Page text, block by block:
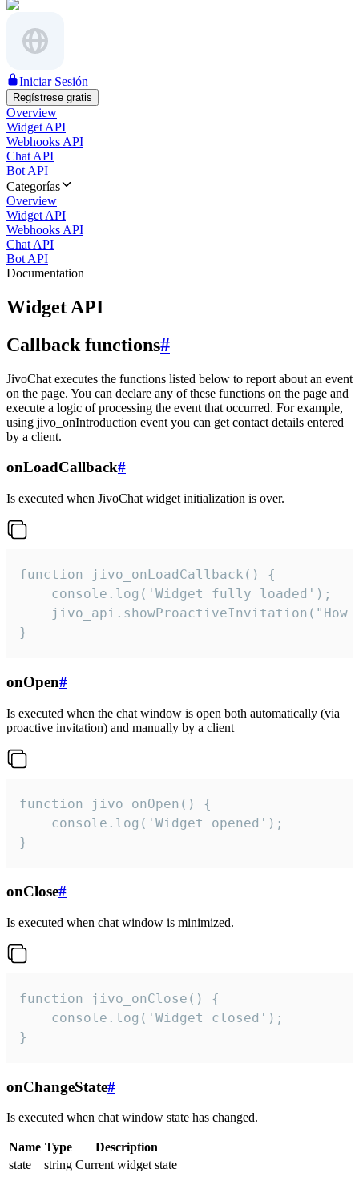
Iniciar Sesión
Regístrese gratis
Overview
Widget API
Webhooks API
Chat API
Bot API
Categorías
Overview
Widget API
Webhooks API
Chat API
Bot API
Documentation
Widget API
Callback functions#
JivoChat executes the functions listed below to report about an event
on the page. You can declare any of these functions on the page and
execute a logic of processing the event that occurred. For example,
using jivo_onIntroduction event you can get contact details entered
by a client.
onLoadCallback#
Is executed when JivoChat widget initialization is over.
function jivo_onLoadCallback() {
    console.log('Widget fully loaded');
jivo_api.showProactiveInvitation("How
}
onOpen#
Is executed when the chat window is open both automatically (via
proactive invitation) and manually by a client
function jivo_onOpen() {
    console.log('Widget opened');
}
onClose#
Is executed when chat window is minimized.
function jivo_onClose() {
    console.log('Widget closed');
}
onChangeState#
Is executed when chat window state has changed.
Name Type
Description
state
string Current widget state